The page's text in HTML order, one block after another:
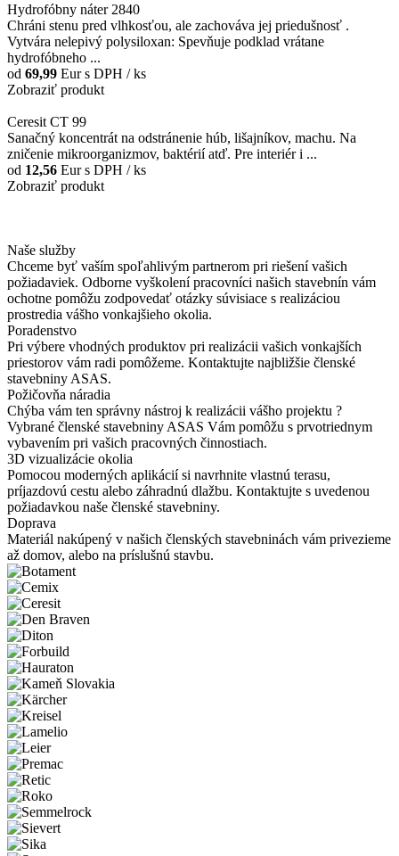
Hydrofóbny náter 2840
Chráni stenu pred vlhkosťou, ale zachováva jej priedušnosť .
Vytvára nelepivý polysiloxan: Spevňuje podklad vrátane
hydrofóbneho ...
od 69,99 Eurs DPH / ks
Zobraziť produkt
Ceresit CT 99
Sanačný koncentrát na odstránenie húb, lišajníkov, machu. Na
zničenie mikroorganizmov, baktérií atď. Pre interiér i ...
od 12,56 Eurs DPH / ks
Zobraziť produkt
Naše služby
Chceme byť vaším spoľahlivým partnerom pri riešení vašich
požiadaviek. Odborne vyškolení pracovníci našich stavebnín vám
ochotne pomôžu zodpovedať otázky súvisiace s realizáciou
prostredia vášho vonkajšieho okolia.
Poradenstvo
Pri výbere vhodných produktov pri realizácii vašich vonkajších
priestorov vám radi pomôžeme. Kontaktujte najbližšie členské
stavebniny ASAS.
Požičovňa náradia
Chýba vám ten správny nástroj k realizácii vášho projektu ?
Vybrané členské stavebniny ASAS Vám pomôžu s prvotriednym
vybavením pri vašich pracovných činnostiach.
3D vizualizácie okolia
Pomocou moderných aplikácií si navrhnite vlastnú terasu,
príjazdovú cestu alebo záhradnú dlažbu. Kontaktujte s uvedenou
požiadavkou naše členské stavebniny.
Doprava
Materiál nakúpený v našich členských stavebninách vám privezieme
až domov, alebo na príslušnú stavbu.